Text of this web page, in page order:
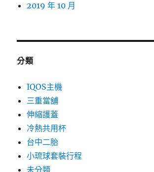
2019 年 10 月
分類
IQOS主機
三重當舖
伸縮護蓋
冷熱共用杯
台中二胎
小琉球套裝行程
未分類